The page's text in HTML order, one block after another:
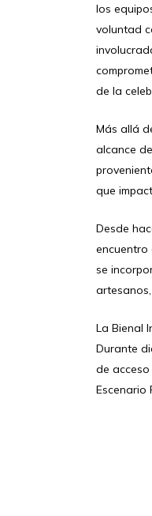
los
voluntad
de la
Más allá
alcance
que
Desde
encuentro
se
La Bienal
Durante
de
Escenario